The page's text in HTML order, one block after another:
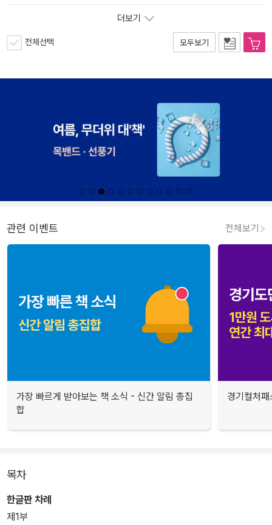
더보기
전체선택 모두보기
관련 이벤트 전체보기
가장 빠르게 받아보는 책 소식 - 신간 알림 총집
합
경기컬처
목차
한글판 차례
제1부